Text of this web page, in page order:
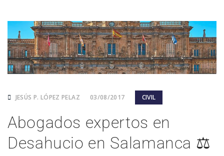
JESÚS P. LÓPEZ PELAZ 03/08/2017 CIVIL
Abogados expertos en
Desahucio en Salamanca ⚖️